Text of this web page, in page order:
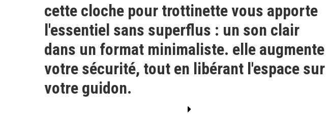
cette cloche pour trottinette vous apporte
l'essentiel sans superflus : un son clair
dans un format minimaliste. elle augmente
votre sécurité, tout en libérant l'espace sur
votre guidon.